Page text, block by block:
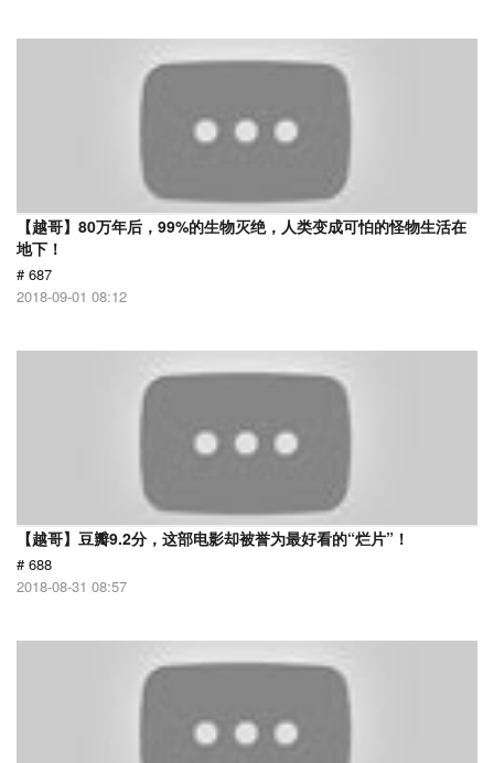
【越哥】80万年后，99%的生物灭绝，人类变成可怕的怪物生活在
地下！
# 687
2018-09-01 08:12
【越哥】豆瓣9.2分，这部电影却被誉为最好看的“烂片”！
# 688
2018-08-31 08:57